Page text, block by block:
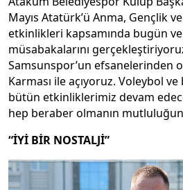
Mayıs Atatürk’ü Anma, Gençlik
etkinlikleri kapsamında bugün
müsabakalarını
Samsunspor’un efsanelerinden
Karması ile açıyoruz. Voleybol
bütün etkinliklerimiz devam
hep beraber olmanın
“İYİ BİR NOSTALJİ”